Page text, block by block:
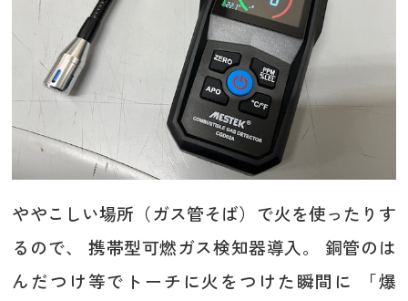
ややこしい場所（ガス管そば）で火を使ったりす
るので、 携帯型可燃ガス検知器導入。 銅管のは
んだつけ等でトーチに火をつけた瞬間に 「爆